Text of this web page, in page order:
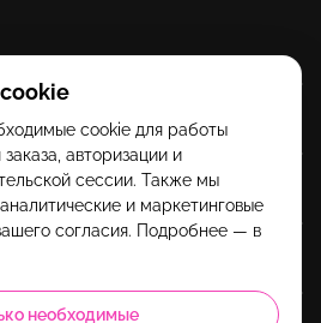
cookie для работы
авторизации и
сессии. Также мы
и маркетинговые
согласия. Подробнее — в
необходимые